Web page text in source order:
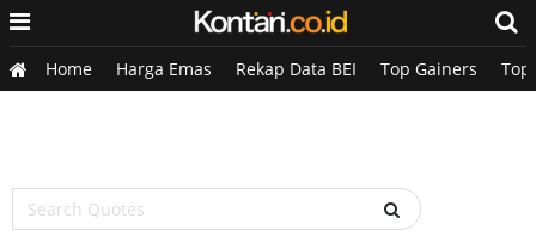
Home Harga Emas Rekap Data BEI Top Gainers Top